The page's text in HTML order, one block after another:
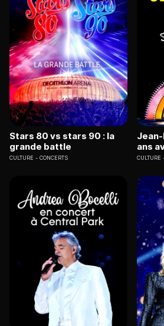
Stars 80 vs stars 90 : la
grande battle
CULTURE CONCERTS
ans
CULTURE